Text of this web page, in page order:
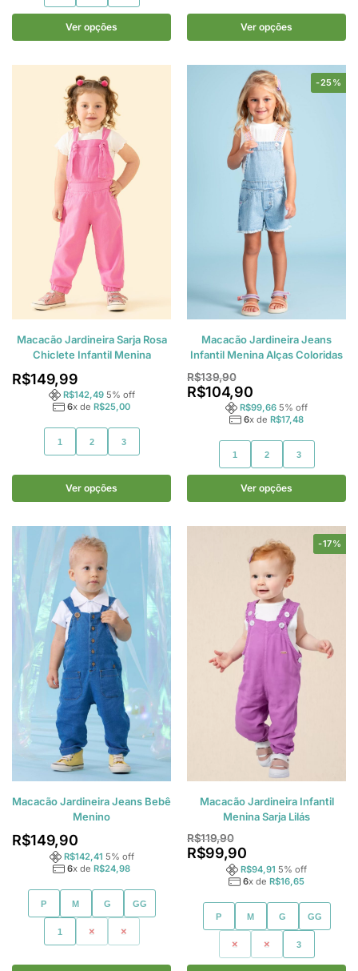
Ver opções Ver opções
Macacão Jardineira Sarja Rosa
Chiclete Infantil Menina
R$149,99
R$142,49 5% off
6x de R$25,00
1 2 3
Ver opções
-25%
Macacão Jardineira Jeans
Infantil Menina Alças Coloridas
R$139,90
R$104,90
R$99,66 5% off
6x de R$17,48
1 2 3
Ver opções
Macacão Jardineira Jeans Bebê
Menino
R$149,90
R$142,41 5% off
6x de R$24,98
P M G GG
1 2 3
-17%
Macacão Jardineira Infantil
Menina Sarja Lilás
R$119,90
R$99,90
R$94,91 5% off
6x de R$16,65
P M G GG
1 2 3